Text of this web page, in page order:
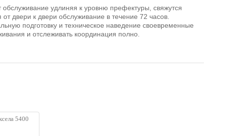
удлиняя к уровню префектуры, свяжутся
двери к двери обслуживание в течение 72 часов.
подготовку и техническое наведение своевременные
и отслеживать координация полно.